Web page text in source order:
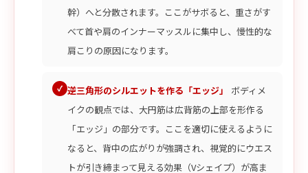
幹）へと分散されます。ここがサボると、重さがす
べて首や肩のインナーマッスルに集中し、慢性的な
肩こりの原因になります。
逆三角形のシルエットを作る「エッジ」
ボディメ
イクの観点では、大円筋は広背筋の上部を形作る
「エッジ」の部分です。ここを適切に使えるように
なると、背中の広がりが強調され、視覚的にウエス
トが引き締まって見える効果（Vシェイプ）が高ま